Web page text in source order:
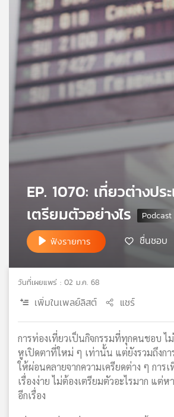
เกี่ยว
กับ
เรา
เครือ
วิทยุ
ไทย
พี
แผนที่
ข่าย
EP. 1070: เที่ยวต่างปร
เตรียมตัวอย่างไร
ฟังรายการ ชื่นชอบ
วันที่เผยแพร่ : 02 ม.ค. 68
เพิ่มในเพลย์ลิสต์ แชร์
การท่องเที่ยวเป็นกิจกรรมที่ทุกคนชอบ ไ
หูเปิดตาที่ใหม่ ๆ เท่านั้น แต่ยังรวมถึงก
ให้ผ่อนคลายจากความเครียดต่าง ๆ การ
เรื่องง่าย ไม่ต้องเตรียมตัวอะไรมาก แต่
อีกเรื่อง